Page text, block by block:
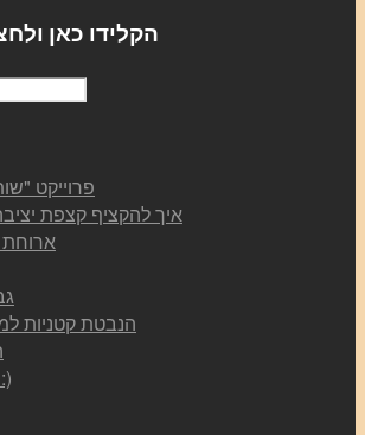
הקלידו כאן
"פרוייקט
איך להקציף קצפת
ארוחת
הנבטת קטניות
חגים ומועדים :)